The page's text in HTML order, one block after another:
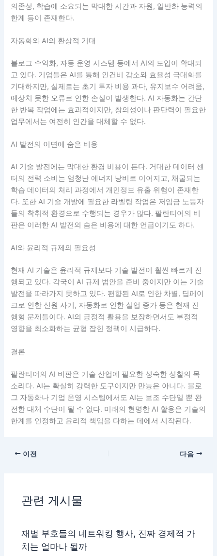
의존성, 학습에 소요되는 막대한 시간과 자원, 일반화 능력의
한계 등이 존재한다.
자동화와 AI의 환상적 기대
블로그 수익화, 자동 운영 시스템 등에서 AI의 도입이 확대되
고 있다. 기업들은 AI를 통해 인건비 감소와 효율성 극대화를
기대하지만, 실제로는 초기 투자 비용 과다, 유지보수 어려움,
예상치 못한 오류로 인한 손실이 발생한다. AI 자동화는 간단
한 반복 작업에는 효과적이지만, 창의성이나 판단력이 필요한
업무에서는 여전히 인간을 대체할 수 없다.
AI 발전의 이면에 숨은 비용
AI 기술 발전에는 막대한 환경 비용이 든다. 거대한 데이터 센
터의 전력 소비는 엄청난 에너지 낭비로 이어지고, 채굴되는
학습 데이터의 처리 과정에서 개인정보 유출 위험이 존재한
다. 또한 AI 기술 개발에 필요한 라벨링 작업은 저임금 노동자
들의 착취적 환경으로 수행되는 경우가 많다. 팔란티어의 비
판은 이러한 AI 발전의 숨은 비용에 대한 언급이기도 하다.
AI와 윤리적 규제의 필요성
현재 AI 기술은 윤리적 규제보다 기술 발전이 훨씬 빠르게 진
행되고 있다. 각국이 AI 규제 법안을 준비 중이지만 이는 기술
발전을 따라가지 못하고 있다. 편향된 AI로 인한 차별, 딥페이
크로 인한 신원 사기, 자동화로 인한 실업 증가 등은 현재 진
행형 문제들이다. AI의 긍정적 활용을 보장하면서도 부정적
영향을 최소화하는 균형 잡힌 정책이 시급하다.
결론
팔란티어의 AI 비판은 기술 산업에 필요한 성숙한 성찰의 목
소리다. AI는 확실히 강력한 도구이지만 만능은 아니다. 블로
그 자동화나 기업 운영 시스템에서도 AI는 보조 수단일 뿐 완
전한 대체 수단이 될 수 없다. 미래의 현명한 AI 활용은 기술의
한계를 인정하고 윤리적 책임을 다하는 데에서 시작된다.
이전 다음
관련 게시물
재벌 부호들의 네트워킹 행사, 진짜 경제적 가
치는 얼마나 될까